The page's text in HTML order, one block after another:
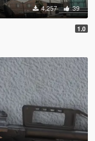
4,257 39
1.0